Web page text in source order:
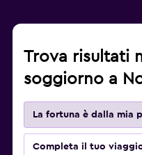
Trova risultati
soggiorno a
La fortuna è dalla mia
Completa il tuo